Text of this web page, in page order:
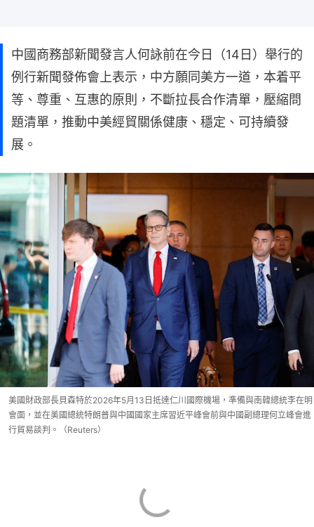
中國商務部新聞發言人何詠前在今日（14日）舉行的
例行新聞發佈會上表示，中方願同美方一道，本着平
等、尊重、互惠的原則，不斷拉長合作清單，壓縮問
題清單，推動中美經貿關係健康、穩定、可持續發
展。
美國財政部長貝森特於2026年5月13日抵達仁川國際機場，準備與南韓總統李在明
會面，並在美國總統特朗普與中國國家主席習近平峰會前與中國副總理何立峰會進
行貿易談判。（Reuters）